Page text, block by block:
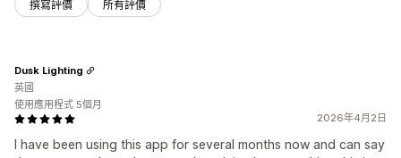
撰寫評價 所有評價
2026年4月2日
I have been using this app for several months now and can say
Dusk Lighting
英國
使用應用程式 5個月